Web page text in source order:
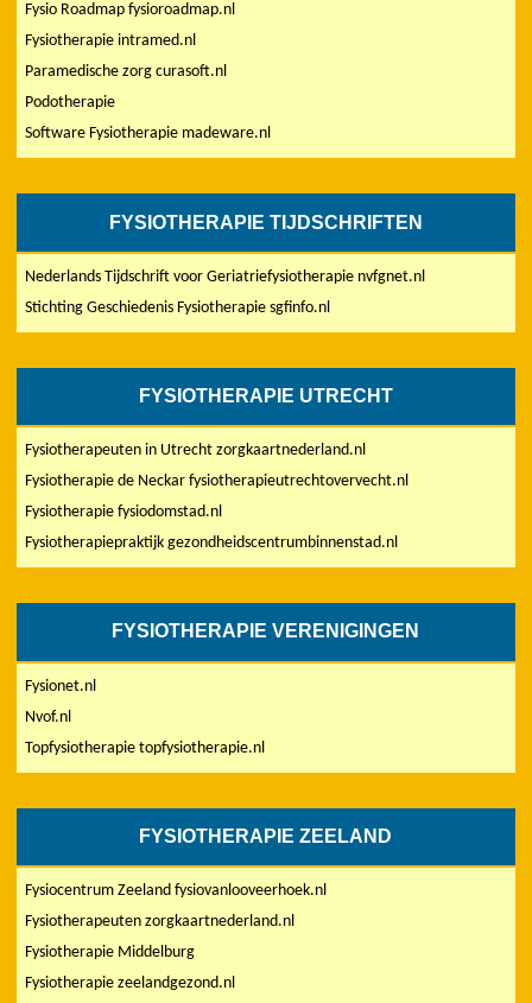
Fysio Roadmap fysioroadmap.nl
Fysiotherapie intramed.nl
Paramedische zorg curasoft.nl
Podotherapie
Software Fysiotherapie madeware.nl
FYSIOTHERAPIE TIJDSCHRIFTEN
Nederlands Tijdschrift voor Geriatriefysiotherapie nvfgnet.nl
Stichting Geschiedenis Fysiotherapie sgfinfo.nl
FYSIOTHERAPIE UTRECHT
Fysiotherapeuten in Utrecht zorgkaartnederland.nl
Fysiotherapie de Neckar fysiotherapieutrechtovervecht.nl
Fysiotherapie fysiodomstad.nl
Fysiotherapiepraktijk gezondheidscentrumbinnenstad.nl
FYSIOTHERAPIE VERENIGINGEN
Fysionet.nl
Nvof.nl
Topfysiotherapie topfysiotherapie.nl
FYSIOTHERAPIE ZEELAND
Fysiocentrum Zeeland fysiovanlooveerhoek.nl
Fysiotherapeuten zorgkaartnederland.nl
Fysiotherapie Middelburg
Fysiotherapie zeelandgezond.nl